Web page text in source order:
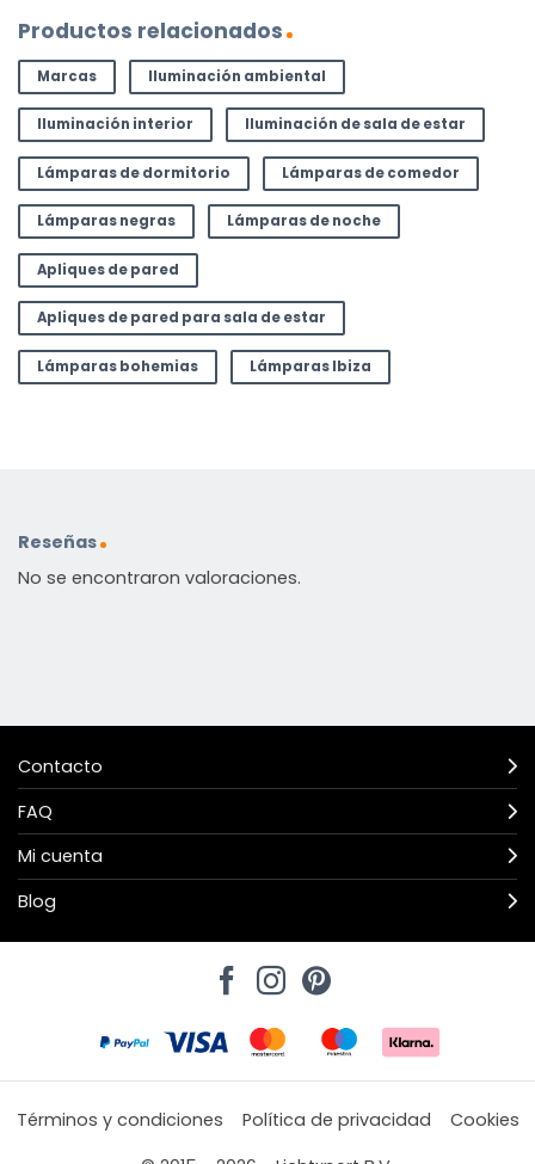
Productos relacionados
Marcas Iluminación ambiental
Iluminación interior Iluminación de sala de estar
Lámparas de dormitorio Lámparas de comedor
Lámparas negras Lámparas de noche
Apliques de pared
Apliques de pared para sala de estar
Lámparas bohemias Lámparas Ibiza
Reseñas
No se encontraron valoraciones.
Contacto
FAQ
Mi cuenta
Blog
Términos y condiciones Política de privacidad
Cookies